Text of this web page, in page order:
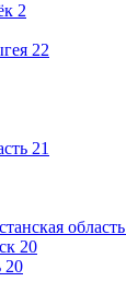
2
22
21
область
20
20